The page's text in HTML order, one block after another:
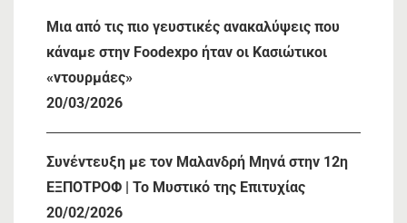
Μια από τις πιο γευστικές ανακαλύψεις που
κάναμε στην Foodexpo ήταν οι Κασιώτικοι
«ντουρμάες»
20/03/2026
Συνέντευξη με τον Μαλανδρή Μηνά στην 12η
ΕΞΠΟΤΡΟΦ | Το Μυστικό της Επιτυχίας
20/02/2026